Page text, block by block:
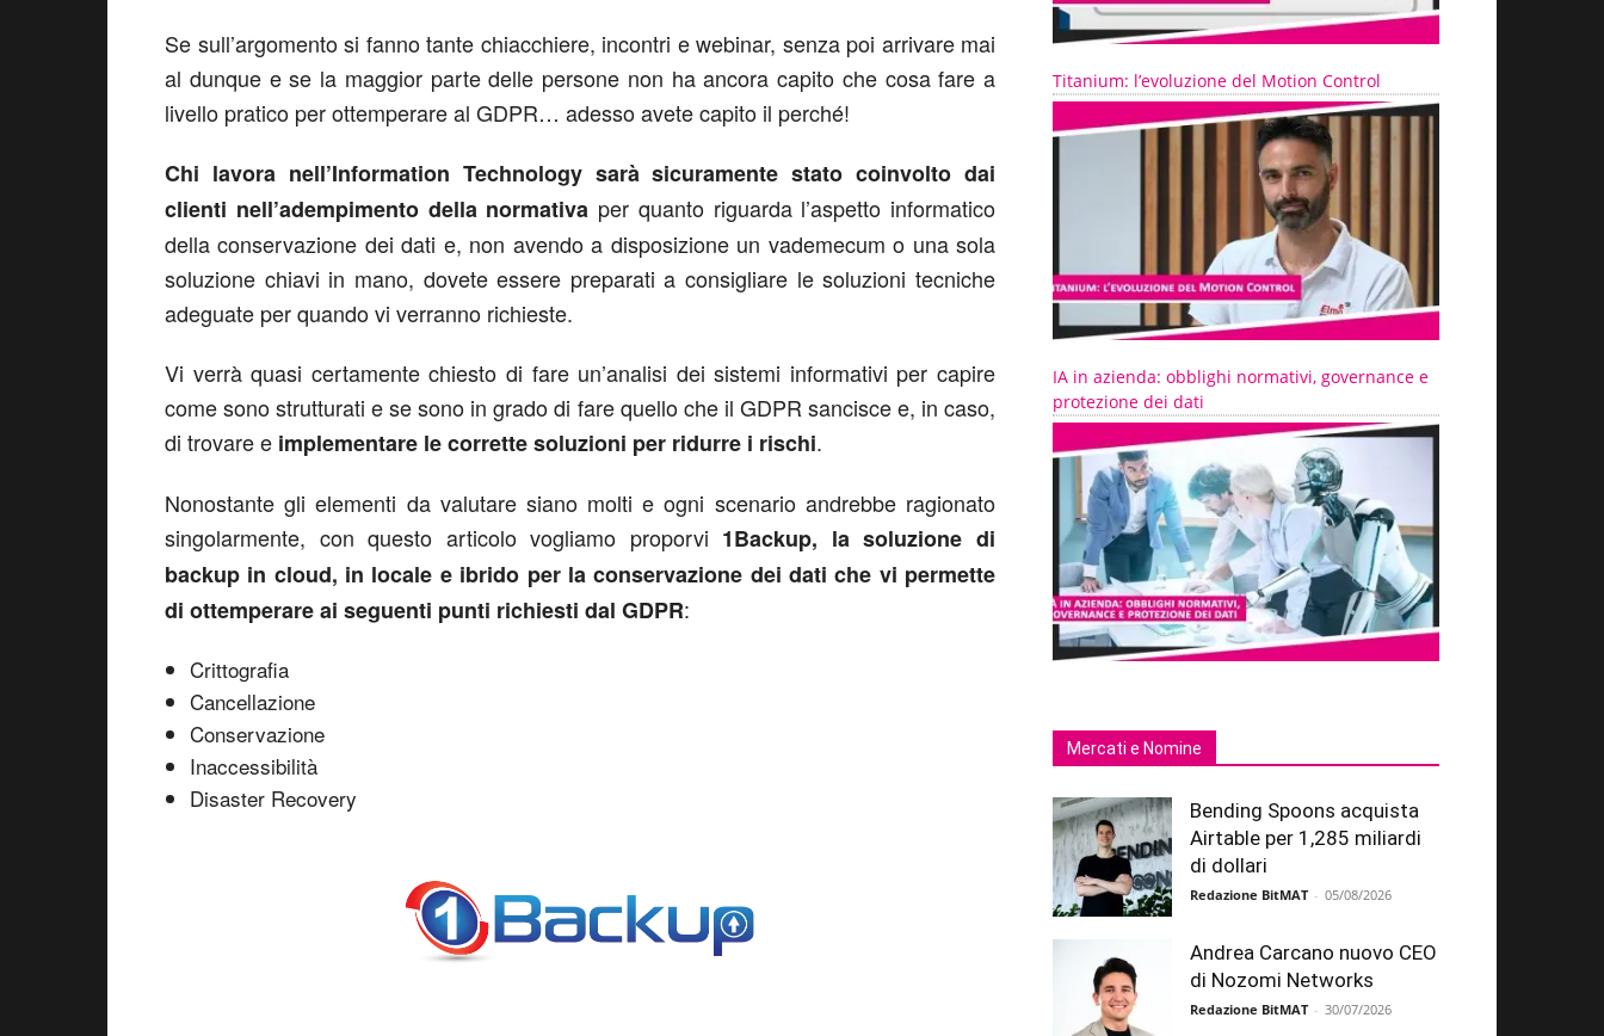
Se sull’argomento si fanno tante chiacchiere, incontri e webinar, senza poi arrivare mai
al dunque e se la maggior parte delle persone non ha ancora capito che cosa fare a
livello pratico per ottemperare al GDPR… adesso avete capito il perché!
Chi lavora nell’Information Technology sarà sicuramente stato coinvolto dai
clienti nell’adempimento della normativa per quanto riguarda l’aspetto informatico
della conservazione dei dati e, non avendo a disposizione un vademecum o una sola
soluzione chiavi in mano, dovete essere preparati a consigliare le soluzioni tecniche
adeguate per quando vi verranno richieste.
Vi verrà quasi certamente chiesto di fare un’analisi dei sistemi informativi per capire
come sono strutturati e se sono in grado di fare quello che il GDPR sancisce e, in caso,
di trovare e implementare le corrette soluzioni per ridurre i rischi.
Nonostante gli elementi da valutare siano molti e ogni scenario andrebbe ragionato
singolarmente, con questo articolo vogliamo proporvi 1Backup, la soluzione di
backup in cloud, in locale e ibrido per la conservazione dei dati che vi permette
di ottemperare ai seguenti punti richiesti dal GDPR:
Crittografia
Cancellazione
Conservazione
Inaccessibilità
Disaster Recovery
Titanium: l’evoluzione del Motion Control
IA in azienda: obblighi normativi, governance e
protezione dei dati
Mercati e Nomine
Bending Spoons acquista
Airtable per 1,285 miliardi
di dollari
Redazione BitMAT - 05/08/2026
Andrea Carcano nuovo CEO
di Nozomi Networks
Redazione BitMAT - 30/07/2026